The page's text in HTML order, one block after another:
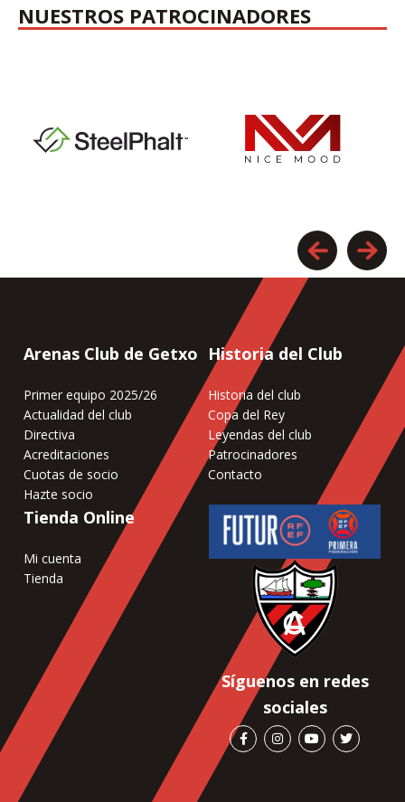
NUESTROS PATROCINADORES
Arenas Club de Getxo
Primer equipo 2025/26
Actualidad del club
Directiva
Acreditaciones
Cuotas de socio
Hazte socio
Historia del Club
Historia del club
Copa del Rey
Leyendas del club
Patrocinadores
Contacto
Tienda Online
Mi cuenta
Tienda
Síguenos en redes
sociales